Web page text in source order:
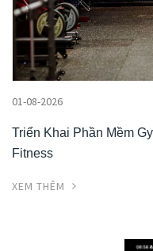
01-08-2026
Triển Khai Phần Mềm
Fitness
XEM THÊM